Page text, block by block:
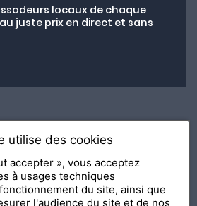
locaux de chaque
juste prix en direct et sans
lemeilleurchezvous.com
Ambassadeurs Présentation
Vous, édité parAPI & YOU| Agence
utilise des cookies
accepter », vous acceptez
à usages techniques
du site, ainsi que
l'audience du site et de nos